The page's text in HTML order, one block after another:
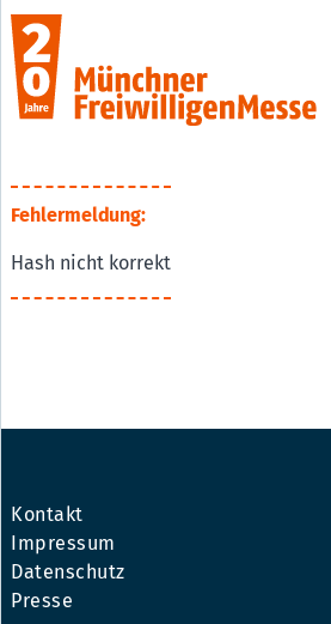
Fehlermeldung:
Hash nicht korrekt
Kontakt
Impressum
Datenschutz
Presse